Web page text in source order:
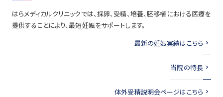
はらメディカルクリニックでは、採卵、受精、培養、胚移植における医療を
提供することにより、最短妊娠をサポートします。
最新の妊娠実績はこちら
当院の特長
体外受精説明会ページはこちら